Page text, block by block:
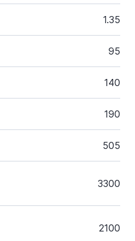
1.35
95
140
190
505
3300
2100